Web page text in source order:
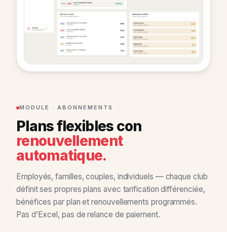
MODULE · ABONNEMENTS
Plans flexibles con
renouvellement
automatique.
Employés, familles, couples, individuels — chaque club
définit ses propres plans avec tarification différenciée,
bénéfices par plan et renouvellements programmés.
Pas d’Excel, pas de relance de paiement.